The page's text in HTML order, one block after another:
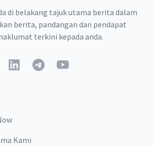
di belakang tajuk utama berita dalam
berita, pandangan dan pendapat
terkini kepada anda.
LinkedInTelegramYouTube
Kami